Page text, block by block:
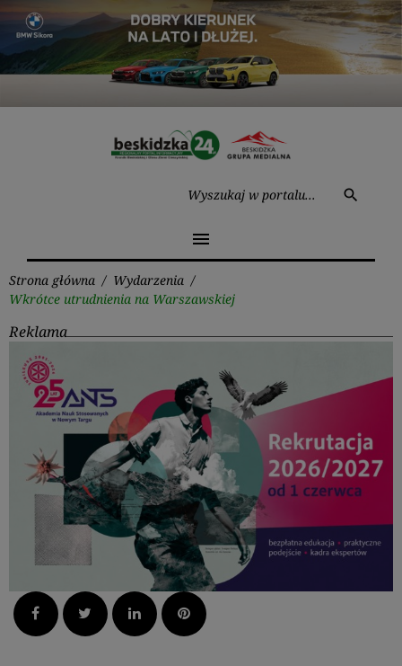
Przejdź
treści
search
menu
Strona główna / Wydarzenia /
Wkrótce utrudnienia na Warszawskiej
Reklama
Facebook Twitter LinkedInPinterest